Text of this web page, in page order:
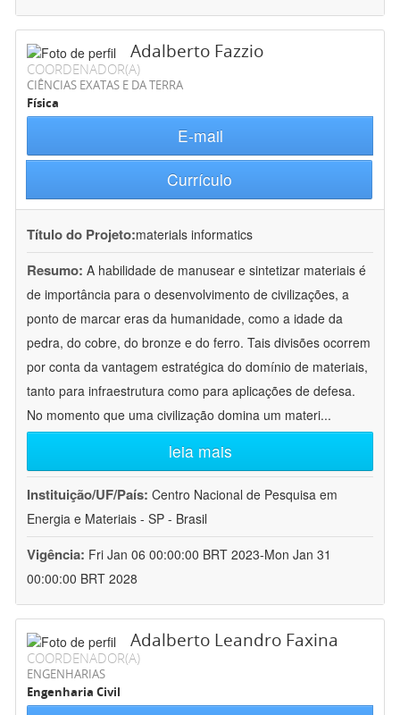
Adalberto Fazzio
COORDENADOR(A)
CIÊNCIAS EXATAS E DA TERRA
Física
E-mail
Currículo
Título do Projeto:materials informatics
Resumo: A habilidade de manusear e sintetizar materiais é
de importância para o desenvolvimento de civilizações, a
ponto de marcar eras da humanidade, como a idade da
pedra, do cobre, do bronze e do ferro. Tais divisões ocorrem
por conta da vantagem estratégica do domínio de materiais,
tanto para infraestrutura como para aplicações de defesa.
No momento que uma civilização domina um materi...
leia mais
Instituição/UF/País: Centro Nacional de Pesquisa em
Energia e Materiais - SP - Brasil
Vigência: Fri Jan 06 00:00:00 BRT 2023-Mon Jan 31
00:00:00 BRT 2028
Adalberto Leandro Faxina
COORDENADOR(A)
ENGENHARIAS
Engenharia Civil